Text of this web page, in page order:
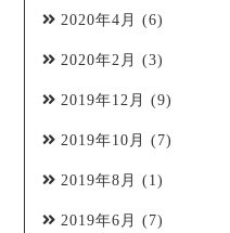
2020年4月 (6)
2020年2月 (3)
2019年12月 (9)
2019年10月 (7)
2019年8月 (1)
2019年6月 (7)